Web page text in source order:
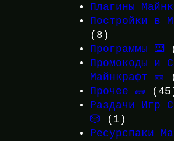
Плагины
Постройки в
(8)
Программы ⌨️
Промокоды и
Майнкрафт 🎫
Прочее 🧱
Раздачи Игр
🎲 (1)
Ресурспаки